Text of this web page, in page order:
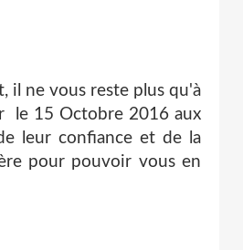
il ne vous reste plus qu'à
le 15 Octobre 2016 aux
leur confiance et de la
pour pouvoir vous en